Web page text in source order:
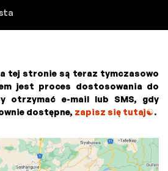
tej stronie są teraz tymczasowo
jest proces dostosowania do
otrzymać e-mail lub SMS, gdy
dostępne, zapisz się tutaj☯.